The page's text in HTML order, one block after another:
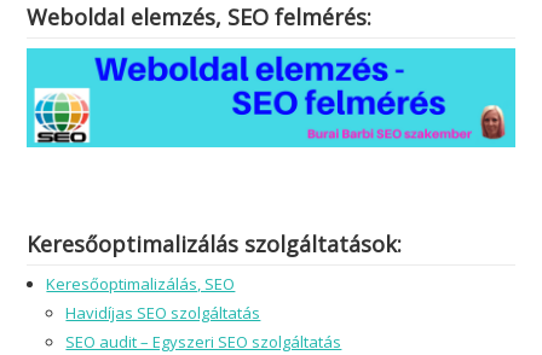
Weboldal elemzés, SEO felmérés:
Keresőoptimalizálás szolgáltatások:
Keresőoptimalizálás, SEO
Havidíjas SEO szolgáltatás
SEO audit – Egyszeri SEO szolgáltatás